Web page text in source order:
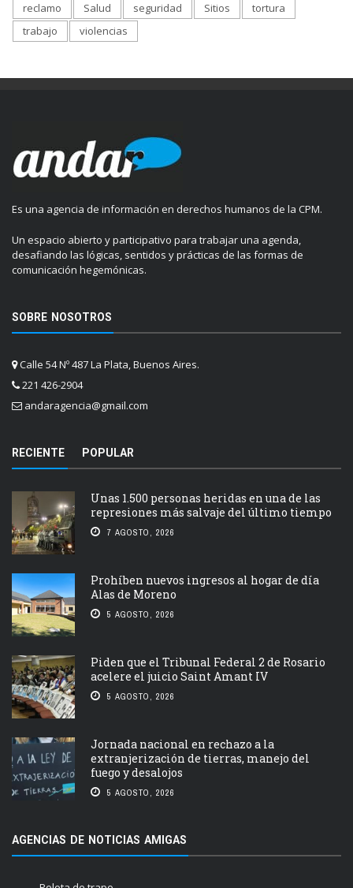
reclamo
Salud seguridad Sitios
tortura
trabajo
violencias
Es una agencia de información en derechos humanos de la CPM.
Un espacio abierto y participativo para trabajar una agenda,
desafiando las lógicas, sentidos y prácticas de las formas de
comunicación hegemónicas.
SOBRE NOSOTROS
Calle 54 Nº 487 La Plata, Buenos Aires.
221 426-2904
andaragencia@gmail.com
RECIENTE POPULAR
Unas 1.500 personas heridas en una de las
represiones más salvaje del último tiempo
7 AGOSTO, 2026
Prohíben nuevos ingresos al hogar de día
Alas de Moreno
5 AGOSTO, 2026
Piden que el Tribunal Federal 2 de Rosario
acelere el juicio Saint Amant IV
5 AGOSTO, 2026
Jornada nacional en rechazo a la
extranjerización de tierras, manejo del
fuego y desalojos
5 AGOSTO, 2026
AGENCIAS DE NOTICIAS AMIGAS